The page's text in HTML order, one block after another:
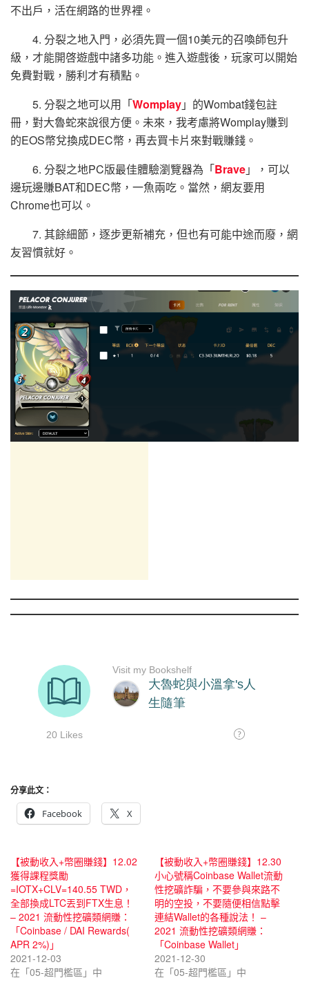
不出戶，活在網路的世界裡。
4. 分裂之地入門，必須先買一個10美元的召喚師包升
級，才能開啓遊戲中諸多功能。進入遊戲後，玩家可以開始
免費對戰，勝利才有積點。
5. 分裂之地可以用「Womplay」的Wombat錢包註
冊，對大魯蛇來說很方便。未來，我考慮將Womplay賺到
的EOS幣兌換成DEC幣，再去買卡片來對戰賺錢。
6. 分裂之地PC版最佳體驗瀏覽器為「Brave」，可以
邊玩邊賺BAT和DEC幣，一魚兩吃。當然，網友要用
Chrome也可以。
7. 其餘細節，逐步更新補充，但也有可能中途而廢，網
友習慣就好。
分享此文：
Facebook
X
【被動收入+幣圈賺錢】12.02
獲得課程獎勵
=IOTX+CLV=140.55 TWD，
全部換成LTC丟到FTX生息！
– 2021 流動性挖礦類網賺：
「Coinbase / DAI Rewards(
APR 2%)」
2021-12-03
在「05-超門檻區」中
【被動收入+幣圈賺錢】12.30
小心號稱Coinbase Wallet流動
性挖礦詐騙，不要參與來路不
明的空投，不要隨便相信點擊
連結Wallet的各種說法！ –
2021 流動性挖礦類網賺：
「Coinbase Wallet」
2021-12-30
在「05-超門檻區」中